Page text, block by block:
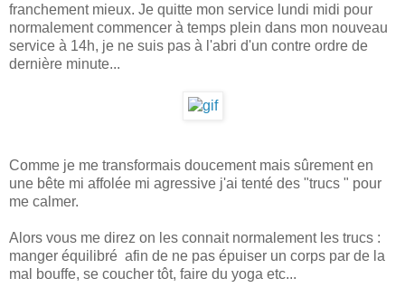
franchement mieux. Je quitte mon service lundi midi pour
normalement commencer à temps plein dans mon nouveau
service à 14h, je ne suis pas à l'abri d'un contre ordre de
dernière minute...
Comme je me transformais doucement mais sûrement en
une bête mi affolée mi agressive j'ai tenté des "trucs " pour
me calmer.
Alors vous me direz on les connait normalement les trucs :
manger équilibré afin de ne pas épuiser un corps par de la
mal bouffe, se coucher tôt, faire du yoga etc...